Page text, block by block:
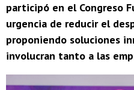
participó en el Congreso
urgencia de reducir el
proponiendo soluciones
involucran tanto a las